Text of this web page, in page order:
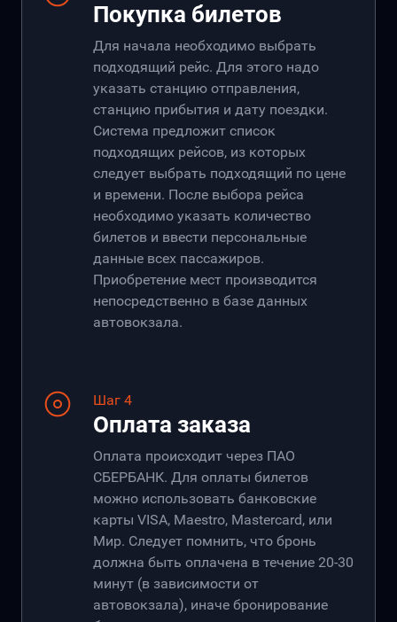
Покупка билетов
Для начала необходимо выбрать
подходящий рейс. Для этого надо
указать станцию отправления,
станцию прибытия и дату поездки.
Система предложит список
подходящих рейсов, из которых
следует выбрать подходящий по цене
и времени. После выбора рейса
необходимо указать количество
билетов и ввести персональные
данные всех пассажиров.
Приобретение мест производится
непосредственно в базе данных
автовокзала.
Шаг 4
Оплата заказа
Оплата происходит через ПАО
СБЕРБАНК. Для оплаты билетов
можно использовать банковские
карты VISA, Maestro, Mastercard, или
Мир. Следует помнить, что бронь
должна быть оплачена в течение 20-30
минут (в зависимости от
автовокзала), иначе бронирование